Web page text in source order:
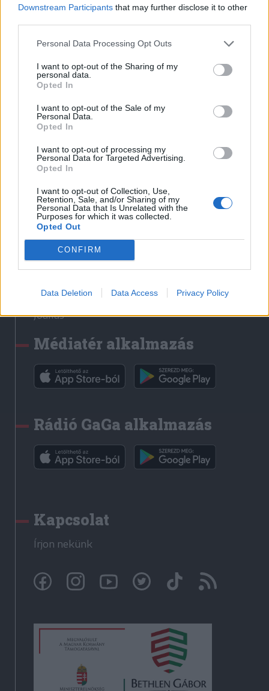
Downstream Participants that may further disclose it to other
Personal Data Processing Opt Outs
I want to opt-out of the Sharing of my
personal data.
Opted In
I want to opt-out of the Sale of my
Personal Data.
Opted In
I want to opt-out of processing my
Personal Data for Targeted Advertising.
Opted In
I want to opt-out of Collection, Use,
Retention, Sale, and/or Sharing of my
Personal Data that Is Unrelated with the
Purposes for which it was collected.
Opted Out
CONFIRM
Data Deletion Data Access Privacy Policy
Hozzászólási szabályzat
Nyomtatott lapjaink archívuma
Székely Hírmondó archívuma
Sütibeállítások
Médiatér
Liget
Krónika
Bihari Napló
Erdélyi Napló
Főtér
Rádió GaGa
Jóállás
Médiatér alkalmazás
Rádió GaGa alkalmazás
Kapcsolat
Írjon nekünk